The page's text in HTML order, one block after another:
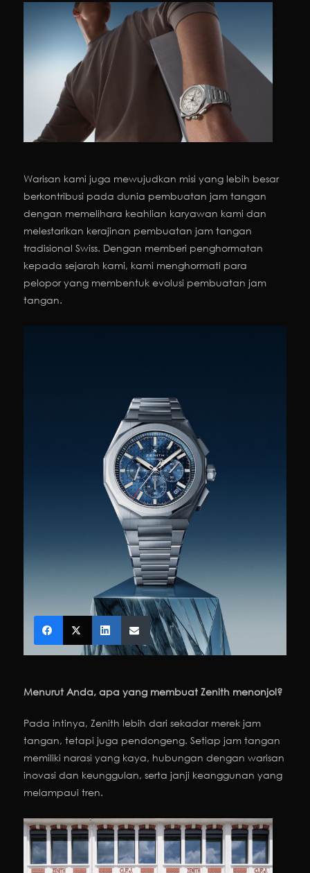
Warisan kami juga mewujudkan misi yang lebih besar
berkontribusi pada dunia pembuatan jam tangan
dengan memelihara keahlian karyawan kami dan
melestarikan kerajinan pembuatan jam tangan
tradisional Swiss. Dengan memberi penghormatan
kepada sejarah kami, kami menghormati para
pelopor yang membentuk evolusi pembuatan jam
tangan.
Menurut Anda, apa yang membuat Zenith menonjol?
Pada intinya, Zenith lebih dari sekadar merek jam
tangan, tetapi juga pendongeng. Setiap jam tangan
memiliki narasi yang kaya, hubungan dengan warisan
inovasi dan keunggulan, serta janji keanggunan yang
melampaui tren.